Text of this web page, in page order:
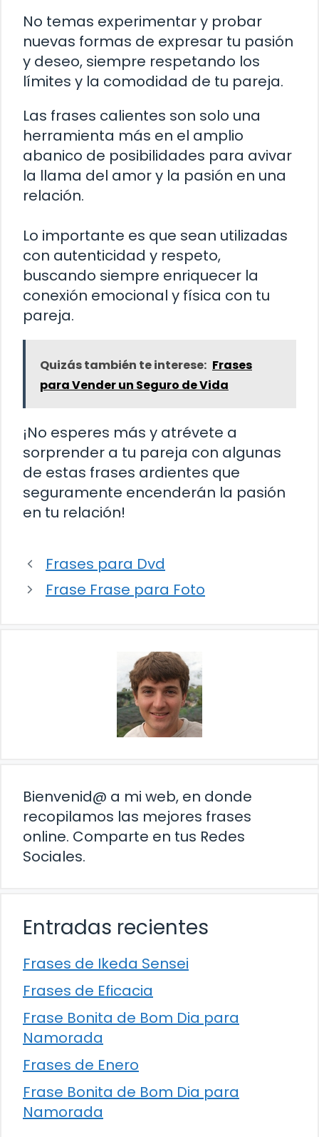
No temas experimentar y probar
nuevas formas de expresar tu pasión
y deseo, siempre respetando los
límites y la comodidad de tu pareja.
Las frases calientes son solo una
herramienta más en el amplio
abanico de posibilidades para avivar
la llama del amor y la pasión en una
relación.
Lo importante es que sean utilizadas
con autenticidad y respeto,
buscando siempre enriquecer la
conexión emocional y física con tu
pareja.
Quizás también te interese: Frases
para Vender un Seguro de Vida
¡No esperes más y atrévete a
sorprender a tu pareja con algunas
de estas frases ardientes que
seguramente encenderán la pasión
en tu relación!
Frases para Dvd
Frase Frase para Foto
Bienvenid@ a mi web, en donde
recopilamos las mejores frases
online. Comparte en tus Redes
Sociales.
Entradas recientes
Frases de Ikeda Sensei
Frases de Eficacia
Frase Bonita de Bom Dia para
Namorada
Frases de Enero
Frase Bonita de Bom Dia para
Namorada